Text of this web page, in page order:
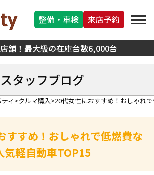
舗！最大級の在庫台数6,000台
整備・車検 来店予約
スタッフブログ
ィ クルマ購入 20代女性におすすめ！おしゃれ
すすめ！おしゃれで低燃費な
気軽自動車TOP15